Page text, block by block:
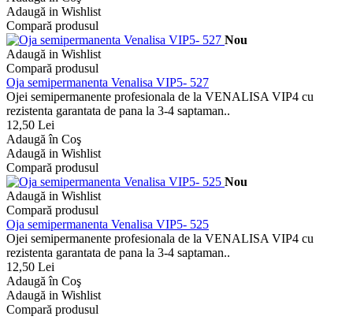
Adaugă in Wishlist
Compară produsul
Nou
Adaugă in Wishlist
Compară produsul
Oja semipermanenta Venalisa VIP5- 527
Ojei semipermanente profesionala de la VENALISA VIP4 cu
rezistenta garantata de pana la 3-4 saptaman..
12,50 Lei
Adaugă în Coş
Adaugă in Wishlist
Compară produsul
Nou
Adaugă in Wishlist
Compară produsul
Oja semipermanenta Venalisa VIP5- 525
Ojei semipermanente profesionala de la VENALISA VIP4 cu
rezistenta garantata de pana la 3-4 saptaman..
12,50 Lei
Adaugă în Coş
Adaugă in Wishlist
Compară produsul